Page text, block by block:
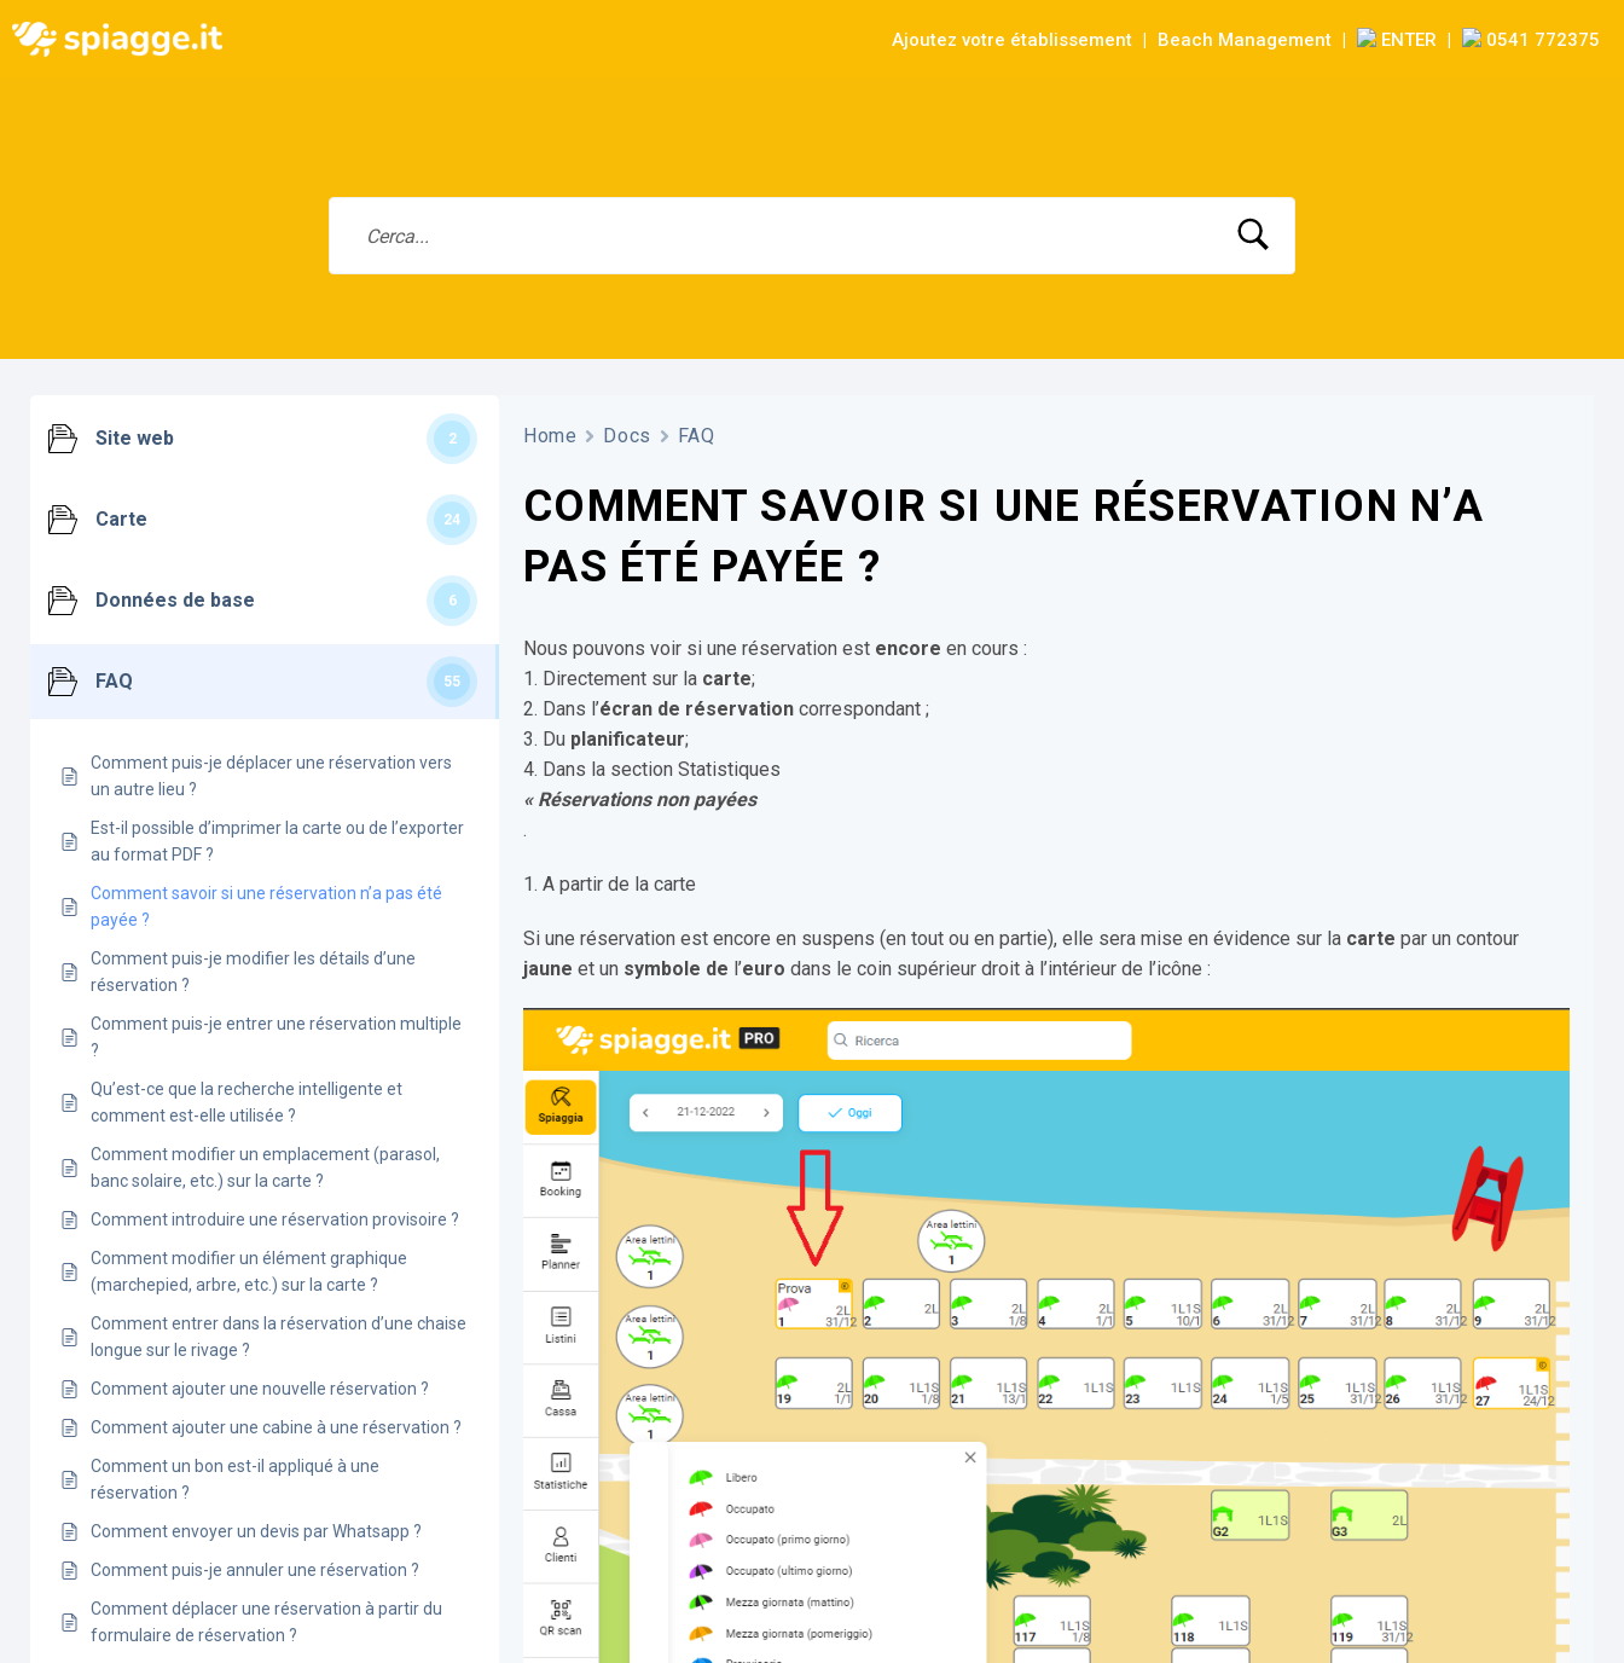
Ajoutez votre établissement Beach Management ENTER 0541 772375
Site web 2
Carte 24
Données de base 6
FAQ 55
Comment puis-je déplacer une réservation vers
un autre lieu ?
Est-il possible d’imprimer la carte ou de l’exporter
au format PDF ?
Comment savoir si une réservation n’a pas été
payée ?
Comment puis-je modifier les détails d’une
réservation ?
Comment puis-je entrer une réservation multiple
?
Qu’est-ce que la recherche intelligente et
comment est-elle utilisée ?
Comment modifier un emplacement (parasol,
banc solaire, etc.) sur la carte ?
Comment introduire une réservation provisoire ?
Comment modifier un élément graphique
(marchepied, arbre, etc.) sur la carte ?
Comment entrer dans la réservation d’une chaise
longue sur le rivage ?
Comment ajouter une nouvelle réservation ?
Comment ajouter une cabine à une réservation ?
Comment un bon est-il appliqué à une
réservation ?
Comment envoyer un devis par Whatsapp ?
Comment puis-je annuler une réservation ?
Comment déplacer une réservation à partir du
formulaire de réservation ?
Home Docs FAQ
COMMENT SAVOIR SI UNE RÉSERVATION N’A
PAS ÉTÉ PAYÉE ?
Nous pouvons voir si une réservation est encore en cours :
1. Directement sur la carte;
2. Dans l’écran de réservation correspondant ;
3. Du planificateur;
4. Dans la section Statistiques
« Réservations non payées
.
1. A partir de la carte
Si une réservation est encore en suspens (en tout ou en partie), elle sera mise en évidence sur la carte par un contour
jaune et un symbole de l’euro dans le coin supérieur droit à l’intérieur de l’icône :